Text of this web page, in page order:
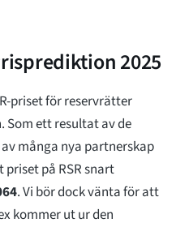
2025
priset för reservrätter
Som ett resultat av de
många nya partnerskap
på RSR snart
. Vi bör dock vänta för att
kommer ut ur den